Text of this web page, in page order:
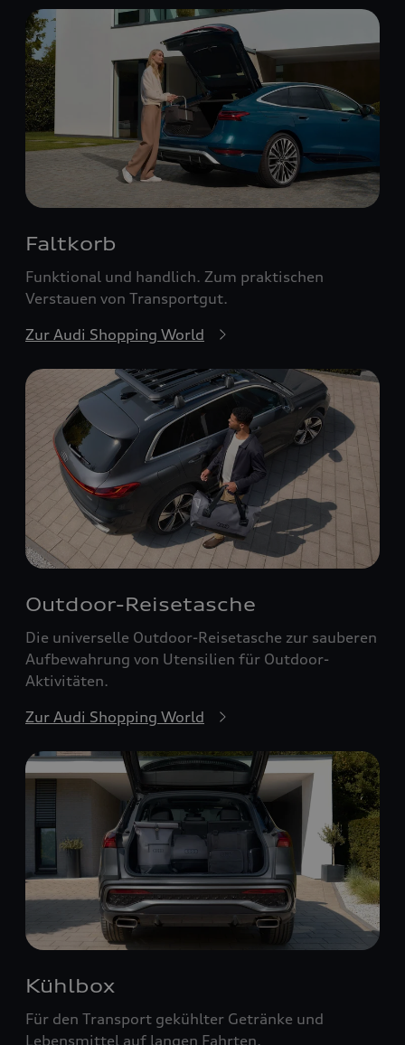
Faltkorb
Funktional und handlich. Zum praktischen
Verstauen von Transportgut.
Zur Audi Shopping World
Outdoor-Reisetasche
Die universelle Outdoor-Reisetasche zur sauberen
Aufbewahrung von Utensilien für Outdoor-
Aktivitäten.
Zur Audi Shopping World
Kühlbox
Für den Transport gekühlter Getränke und
Lebensmittel auf langen Fahrten.